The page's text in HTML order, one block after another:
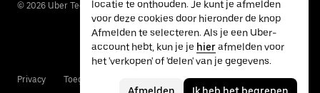
© 2026 Uber Technologies Inc.
Privacy Toegankelijkheid Voorwaarden
locatie te onthouden. Je kunt je afmelden
voor deze cookies door hieronder de knop
Afmelden te selecteren. Als je een Uber-
account hebt, kun je je hierafmelden voor
het 'verkopen' of 'delen' van je gegevens.